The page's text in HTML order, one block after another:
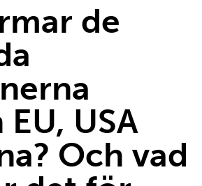
de
USA
Och vad